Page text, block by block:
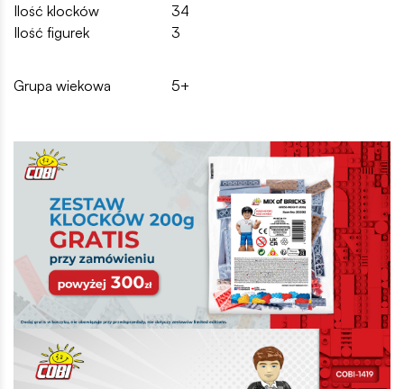
Ilość klocków
34
Ilość figurek
3
Grupa wiekowa 5+